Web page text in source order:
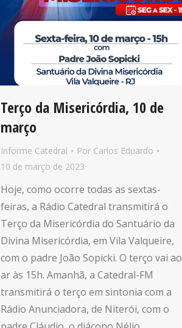
Terço da Misericórdia, 10 de
março
Informe Catedral Por Carlos Eduardo
10 de março de 2023
Hoje, como ocorre todas as sextas-
feiras, a Rádio Catedral transmitirá o
Terço da Misericórdia do Santuário da
Divina Misericórdia, em Vila Valqueire,
com o padre João Sopicki. O terço vai ao
ar às 15h. Amanhã, a Catedral-FM
transmitirá o terço em sintonia com a
Rádio Anunciadora, de Niterói, com o